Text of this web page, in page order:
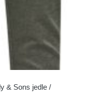
& Sons jedle /